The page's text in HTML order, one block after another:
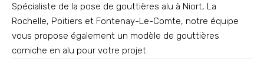
Spécialiste de la pose de gouttières alu à Niort, La
Rochelle, Poitiers et Fontenay-Le-Comte, notre équipe
vous propose également un modèle de gouttières
corniche en alu pour votre projet.